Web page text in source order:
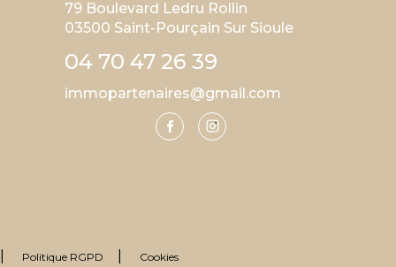
79 Boulevard Ledru Rollin
03500 Saint-Pourçain Sur Sioule
04 70 47 26 39
immopartenaires@gmail.com
Politique RGPD Cookies